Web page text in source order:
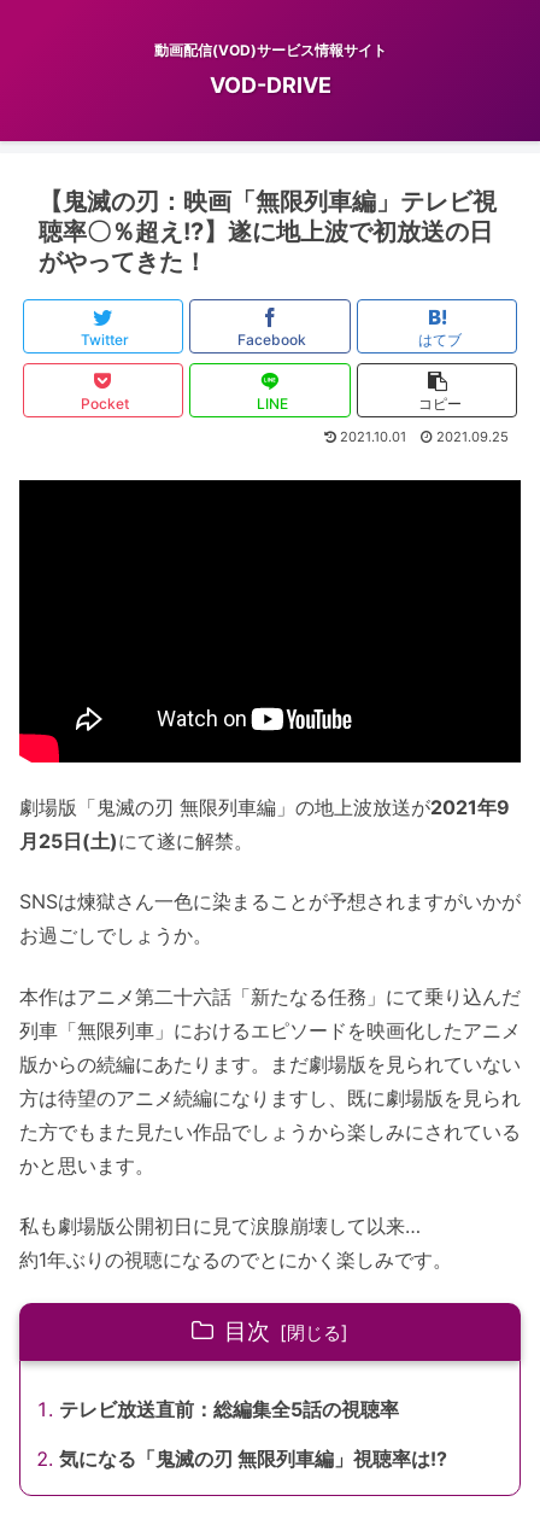
動画配信(VOD)サービス情報サイト
VOD-DRIVE
【鬼滅の刃：映画「無限列車編」テレビ視
聴率〇％超え!?】遂に地上波で初放送の日
がやってきた！
Twitter Facebook はてブ
Pocket LINE コピー
2021.10.01 2021.09.25
劇場版「鬼滅の刃 無限列車編」の地上波放送が2021年9
月25日(土)にて遂に解禁。
SNSは煉獄さん一色に染まることが予想されますがいかが
お過ごしでしょうか。
本作はアニメ第二十六話「新たなる任務」にて乗り込んだ
列車「無限列車」におけるエピソードを映画化したアニメ
版からの続編にあたります。まだ劇場版を見られていない
方は待望のアニメ続編になりますし、既に劇場版を見られ
た方でもまた見たい作品でしょうから楽しみにされている
かと思います。
私も劇場版公開初日に見て涙腺崩壊して以来…
約1年ぶりの視聴になるのでとにかく楽しみです。
目次
テレビ放送直前：総編集全5話の視聴率
気になる「鬼滅の刃 無限列車編」視聴率は!?